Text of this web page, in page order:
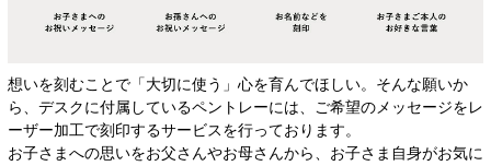
想いを刻むことで「大切に使う」心を育んでほしい。そんな願いか
ら、デスクに付属しているペントレーには、ご希望のメッセージをレ
ーザー加工で刻印するサービスを行っております。
お子さまへの思いをお父さんやお母さんから、お子さま自身がお気に